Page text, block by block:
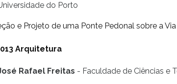
do Porto
e Projeto de uma Ponte Pedonal sobre a
Arquitetura
Rafael Freitas - Faculdade de Ciências e